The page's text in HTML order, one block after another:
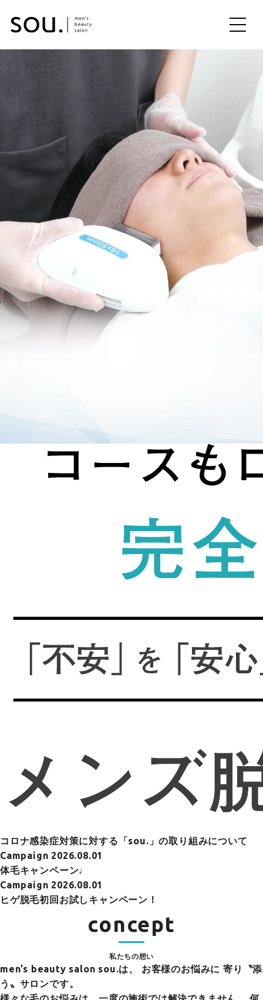
ME
コロナ感染症対策に対する「sou.」の取り組みについて
Campaign 2026.08.01
体毛キャンペーン♩
Campaign 2026.08.01
ヒゲ脱毛初回お試しキャンペーン！
concept
私たちの想い
men’s beauty salon sou.は、
お客様のお悩みに 寄り〝添
う〟サロンです。